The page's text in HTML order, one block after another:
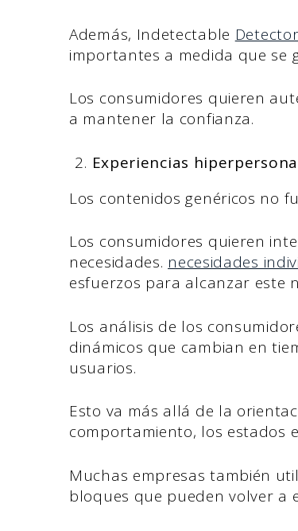
Además, Indetectable
importantes a medida que se
Los consumidores quieren
a mantener la confianza.
Experiencias
Los contenidos genéricos no
Los consumidores quieren
necesidades. necesidades
esfuerzos para alcanzar este
Los análisis de los
dinámicos que cambian en
usuarios.
Esto va más allá de la
comportamiento, los estados
Muchas empresas también
bloques que pueden volver a